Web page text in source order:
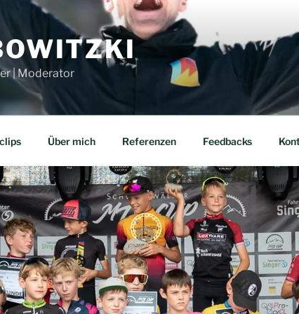
| Moderator
Über mich Referenzen Feedbacks